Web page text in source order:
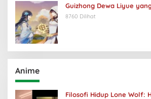
Guizhong Dewa Liyue
8760 Dilihat
Anime
Filosofi Hidup Lone Wolf: